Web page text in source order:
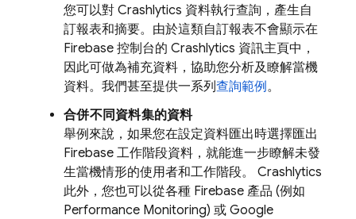
您可以對 Crashlytics 資料執行查詢，產生自
訂報表和摘要。由於這類自訂報表不會顯示在
Firebase 控制台的 Crashlytics 資訊主頁中，
因此可做為補充資料，協助您分析及瞭解當機
資料。我們甚至提供一系列查詢範例。
合併不同資料集的資料
舉例來說，如果您在設定資料匯出時選擇匯出
Firebase 工作階段資料，就能進一步瞭解未發
生當機情形的使用者和工作階段。 Crashlytics
此外，您也可以從各種 Firebase 產品 (例如
Performance Monitoring) 或 Google